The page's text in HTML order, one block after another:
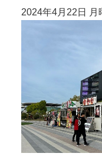
2024年4月22日 月